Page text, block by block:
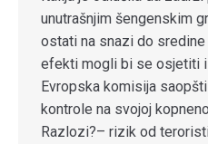
unutrašnjim šengenskim
ostati na snazi do sredine
efekti mogli bi se osjetiti
Evropska komisija
kontrole na svojoj
Razlozi?– rizik od